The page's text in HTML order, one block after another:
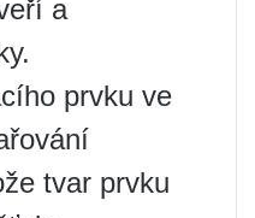
a
prvku ve
tvar prvku